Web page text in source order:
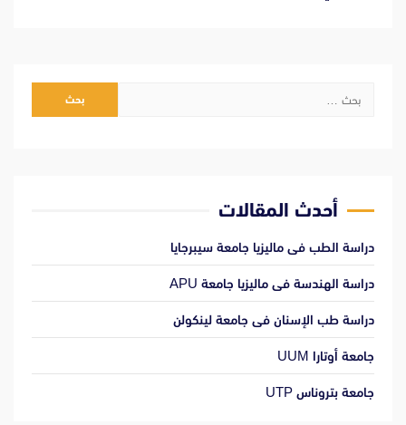
البحث
أحدث المقالات
دراسة الطب فى ماليزيا جامعة سيبرجايا
دراسة الهندسة فى ماليزيا جامعة APU
دراسة طب الإسنان فى جامعة لينكولن
جامعة أوتارا UUM
جامعة بتروناس UTP